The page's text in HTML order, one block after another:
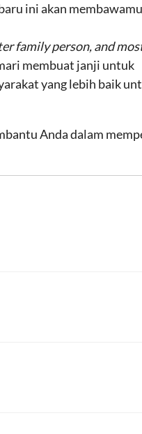
ini akan membawamu
family person, and
membuat janji untuk
yang lebih baik
Anda dalam